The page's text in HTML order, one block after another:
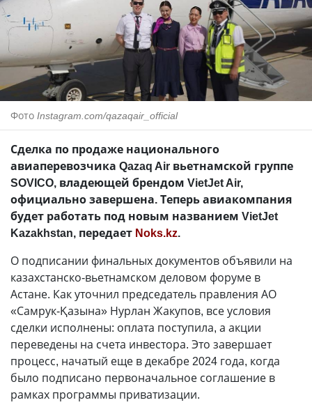
Фото Instagram.com/qazaqair_official
Сделка по продаже национального
авиаперевозчика Qazaq Air вьетнамской группе
SOVICO, владеющей брендом VietJet Air,
официально завершена. Теперь авиакомпания
будет работать под новым названием VietJet
Kazakhstan, передает Noks.kz.
О подписании финальных документов объявили на
казахстанско-вьетнамском деловом форуме в
Астане. Как уточнил председатель правления АО
«Самрук-Қазына» Нурлан Жакупов, все условия
сделки исполнены: оплата поступила, а акции
переведены на счета инвестора. Это завершает
процесс, начатый еще в декабре 2024 года, когда
было подписано первоначальное соглашение в
рамках программы приватизации.